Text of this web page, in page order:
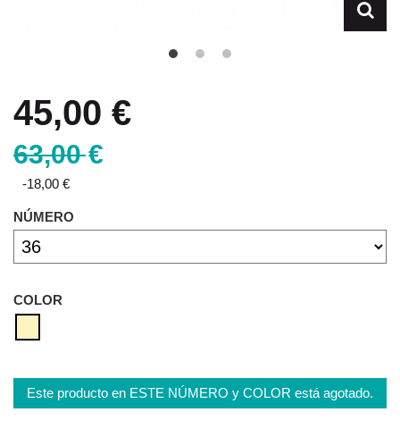
45,00 €
63,00 €
-18,00 €
NÚMERO
COLOR
Este producto en ESTE NÚMERO y COLOR está agotado.